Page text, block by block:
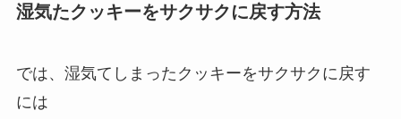
湿気たクッキーをサクサクに戻す方法
では、湿気てしまったクッキーをサクサクに戻す
には